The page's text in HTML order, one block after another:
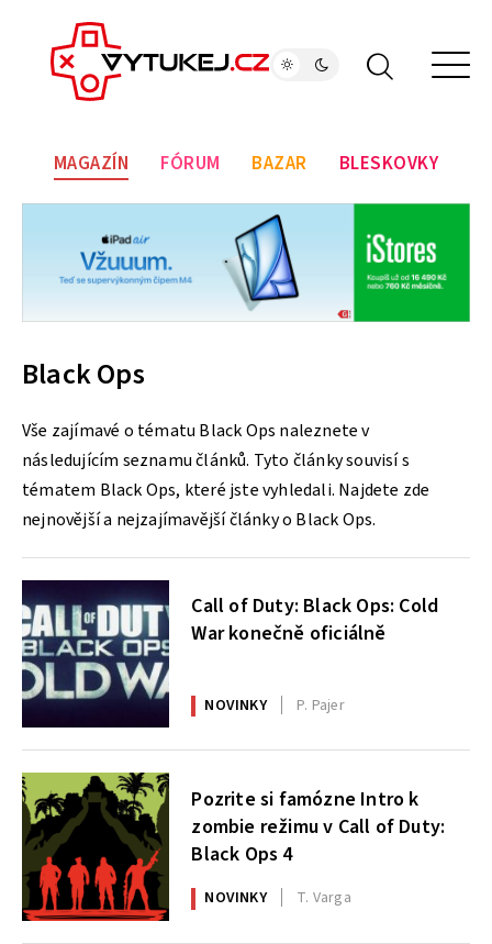
MAGAZÍN FÓRUM BAZAR BLESKOVKY
Black Ops
Vše zajímavé o tématu Black Ops naleznete v
následujícím seznamu článků. Tyto články souvisí s
tématem Black Ops, které jste vyhledali. Najdete zde
nejnovější a nejzajímavější články o Black Ops.
Call of Duty: Black Ops: Cold
War konečně oficiálně
NOVINKY P. Pajer
Pozrite si famózne Intro k
zombie režimu v Call of Duty:
Black Ops 4
NOVINKY T. Varga